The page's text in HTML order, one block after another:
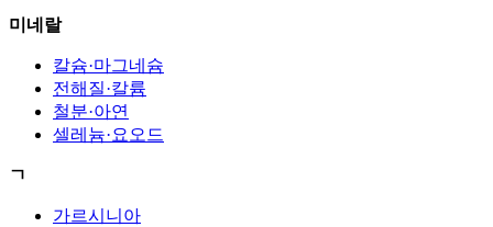
미네랄
칼슘·마그네슘
전해질·칼륨
철분·아연
셀레늄·요오드
ㄱ
가르시니아